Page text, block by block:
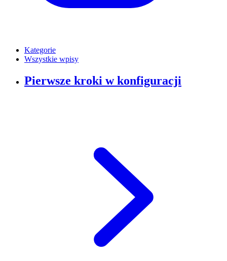
Kategorie
Wszystkie wpisy
Pierwsze kroki w konfiguracji